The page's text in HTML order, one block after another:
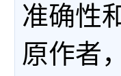
准确性
原作者